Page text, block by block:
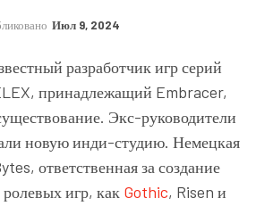
Июл 9, 2024
разработчик игр серий
принадлежащий Embracer,
Экс-руководители
новую инди-студию. Немецкая
ответственная за создание
игр, как Gothic, Risen и